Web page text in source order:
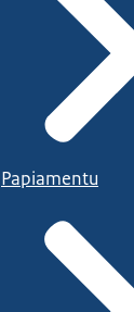
Papiamentu